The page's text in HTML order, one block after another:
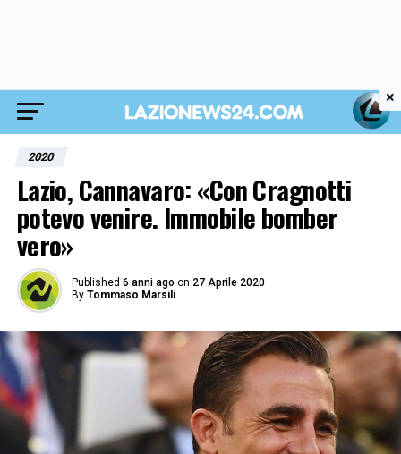
2020
Lazio, Cannavaro: «Con Cragnotti
potevo venire. Immobile bomber
vero»
Published 6 anni ago on 27 Aprile 2020
By Tommaso Marsili
×